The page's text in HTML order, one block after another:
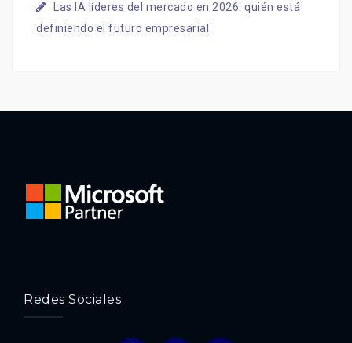
Las IA líderes del mercado en 2026: quién está
definiendo el futuro empresarial
Redes Sociales